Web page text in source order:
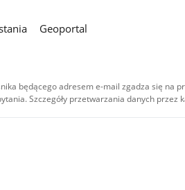
Geoportal
będącego adresem e-mail zgadza się na
Szczegóły przetwarzania danych przez